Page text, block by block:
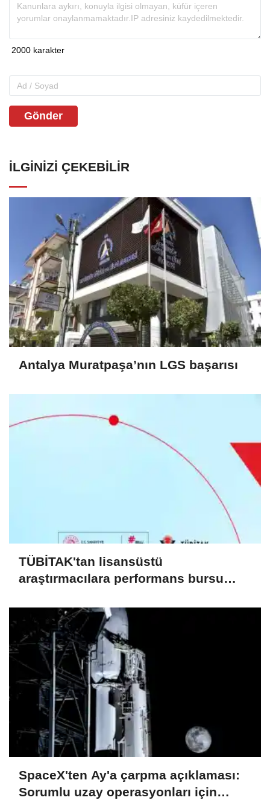
Gönder
İLGINIZI ÇEKEBILIR
Antalya Muratpaşa’nın LGS başarısı
TÜBİTAK'tan lisansüstü
araştırmacılara performans bursu
SpaceX'ten Ay'a çarpma açıklaması:
Sorumlu uzay operasyonları için